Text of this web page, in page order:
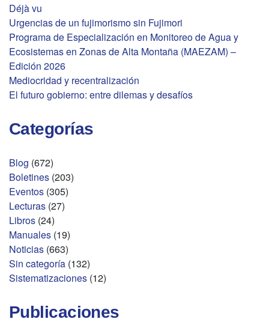
Déjà vu
Urgencias de un fujimorismo sin Fujimori
Programa de Especialización en Monitoreo de Agua y
Ecosistemas en Zonas de Alta Montaña (MAEZAM) –
Edición 2026
Mediocridad y recentralización
El futuro gobierno: entre dilemas y desafíos
Categorías
Blog (672)
Boletines (203)
Eventos (305)
Lecturas (27)
Libros (24)
Manuales (19)
Noticias (663)
Sin categoría (132)
Sistematizaciones (12)
Publicaciones